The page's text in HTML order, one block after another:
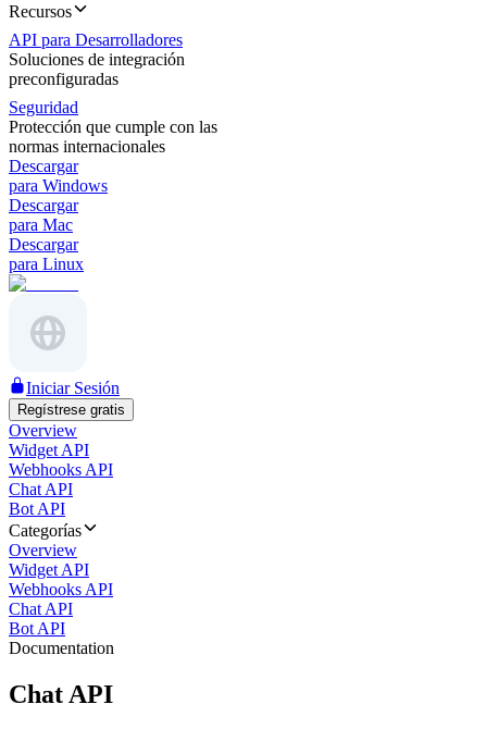
Recursos
API para Desarrolladores
Soluciones de integración
preconfiguradas
Seguridad
Protección que cumple con las
normas internacionales
Descargar
para Windows
Descargar
para Mac
Descargar
para Linux
Iniciar Sesión
Regístrese gratis
Overview
Widget API
Webhooks API
Chat API
Bot API
Categorías
Overview
Widget API
Webhooks API
Chat API
Bot API
Documentation
Chat API